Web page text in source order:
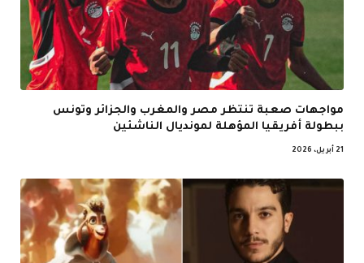
مواجهات صعبة تنتظر مصر والمغرب والجزائر وتونس
ببطولة أفريقيا المؤهلة لمونديال الناشئين
21 أبريل، 2026